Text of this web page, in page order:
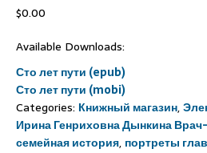
$0.00
Available Downloads:
Сто лет пути (epub)
Сто лет пути (mobi)
Categories: Книжный магазин,
Ирина Генриховна Дынкина
семейная история, портреты